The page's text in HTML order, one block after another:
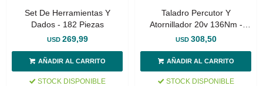
Set De Herramientas Y
Dados - 182 Piezas
USD 269,99
STOCK DISPONIBLE
Taladro Percutor Y
Atornillador 20v 136Nm -
Doble Batería, Cargador Y
USD 308,50
STOCK DISPONIBLE